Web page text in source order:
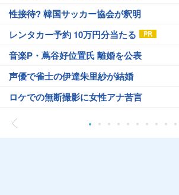
性接待? 韓国サッカー協会が釈明
レンタカー予約 10万円分当たる
音楽P・蔦谷好位置氏 離婚を公表
声優で雀士の伊達朱里紗が結婚
ロケでの無断撮影に女性アナ苦言